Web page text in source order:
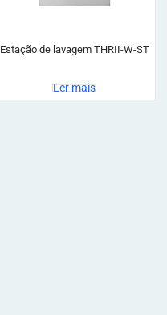
Estação de lavagem THRII-W-ST
Ler mais